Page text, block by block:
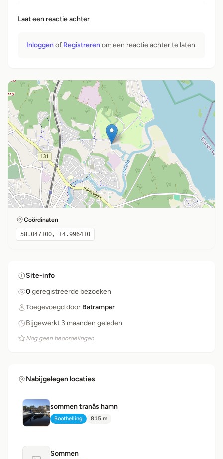
Laat een reactie achter
Inloggen of Registreren om een ​​reactie achter te laten.
Coördinaten
58.047100, 14.996410
Site-info
0geregistreerde bezoeken
Toegevoegd door Batramper
Bijgewerkt 3 maanden geleden
Nog geen beoordelingen
Nabijgelegen locaties
sommen tranås hamn
Type:
Boothelling Afstand:
815 m
Sommen